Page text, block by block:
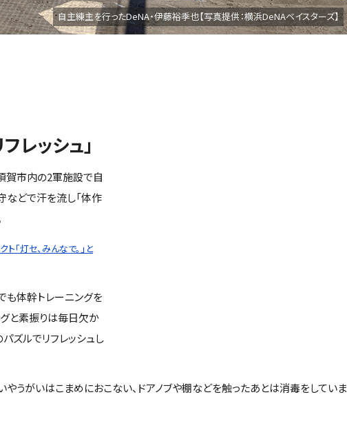
自主練主を行ったDeNA・伊藤裕季也【写真提供：横浜DeNAベイスターズ】
レッシュ」
賀市内の2軍施設で自
などで汗を流し「体作
「灯セ、みんなで。」と
も体幹トレーニングを
と素振りは毎日欠か
ズルでリフレッシュし
うがいはこまめにおこない、ドアノブや棚などを触ったあとは消毒をしていま